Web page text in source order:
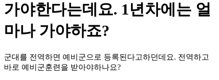
가야한다는데요. 1년차에는 얼
마나 가야하죠?
군대를 전역하면 예비군으로 등록된다고하던데요. 전역하고
바로 예비군훈련을 받아야하나요?